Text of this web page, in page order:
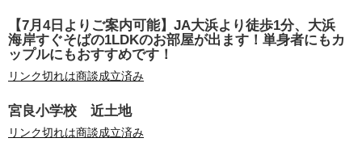
【7月4日よりご案内可能】JA大浜より徒歩1分、大浜
海岸すぐそばの1LDKのお部屋が出ます！単身者にもカ
ップルにもおすすめです！
リンク切れは商談成立済み
宮良小学校 近土地
リンク切れは商談成立済み